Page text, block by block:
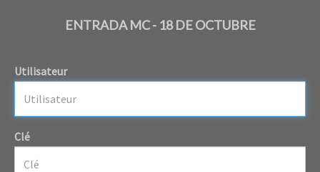
ENTRADA MC - 18 DE OCTUBRE
Utilisateur
Clé